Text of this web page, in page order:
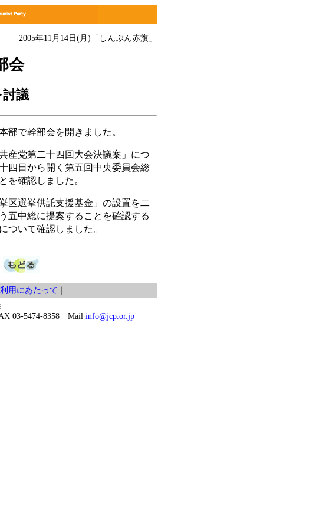
2005年11月14日(月)「しんぶん赤旗」
会
討議
で幹部会を開きました。
産党第二十四回大会決議案」につ
四日から開く第五回中央委員会総
を確認しました。
区選挙供託支援基金」の設置を二
五中総に提案することを確認する
ついて確認しました。
用にあたって ｜
03-5474-8358 Mail info@jcp.or.jp